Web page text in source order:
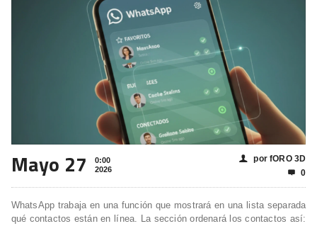
Mayo 27
0:00
2026
👤 por fORO 3D
 0
WhatsApp trabaja en una función que mostrará en una lista separada
qué contactos están en línea. La sección ordenará los contactos así: